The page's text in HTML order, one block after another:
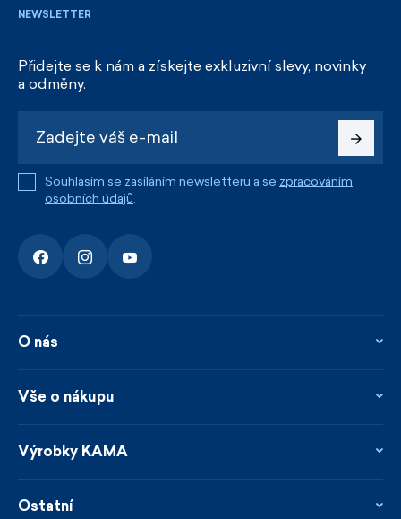
NEWSLETTER
Přidejte se k nám a získejte exkluzivní slevy, novinky
a odměny.
Souhlasím se zasíláním newsletteru a se zpracováním
osobních údajů.
O nás
Kontakty
Novinky
Vše o nákupu
Věrnostní program
Prodejci
Výrobky KAMA
Udržitelnost
Ostatní